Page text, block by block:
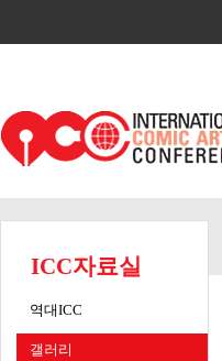
ICC자료실
역대ICC
갤러리